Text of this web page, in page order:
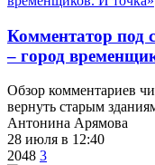
​Комментатор
– город
Обзор комментариев
вернуть старым
Антонина Арямова
28 июля в 12:40
2048 3